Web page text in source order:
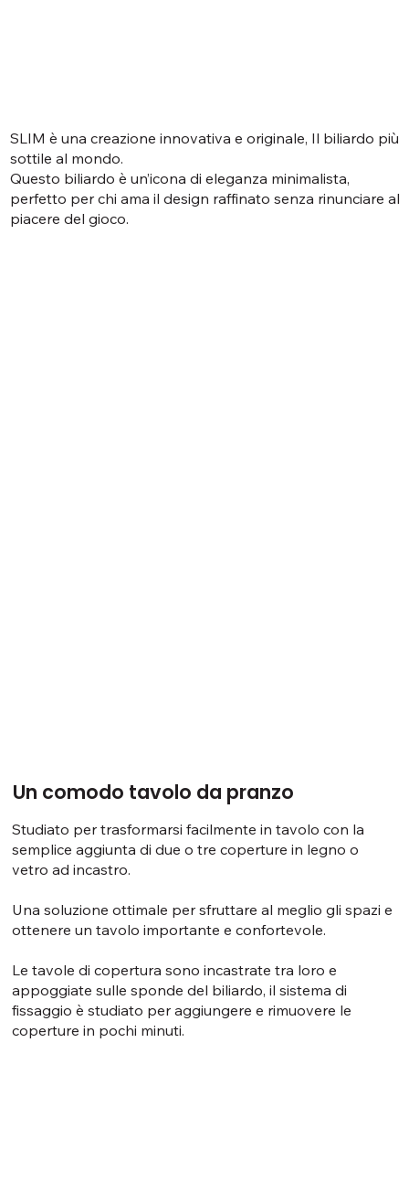
SLIM è una creazione innovativa e originale, Il biliardo più
sottile al mondo.​
Questo biliardo è un’icona di eleganza minimalista,
perfetto per chi ama il design raffinato senza rinunciare al
piacere del gioco.
Un comodo tavolo da pranzo
Studiato per trasformarsi facilmente in tavolo con la
semplice aggiunta di due o tre coperture in legno o
vetro ad incastro.
Una soluzione ottimale per sfruttare al meglio gli spazi e
ottenere un tavolo importante e confortevole.
Le tavole di copertura sono incastrate tra loro e
appoggiate sulle sponde del biliardo, il sistema di
fissaggio è studiato per aggiungere e rimuovere le
coperture in pochi minuti.